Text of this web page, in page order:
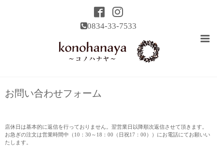
0834-33-7533
お問い合わせフォーム
店休日は基本的に返信を行っておりません。翌営業日以降順次返信させて頂きます。
お急ぎの注文は営業時間中（10：30～18：00（日祝17：00））にお電話にてお願いい
たします。